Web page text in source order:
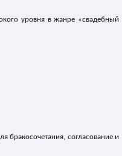
уровня в жанре «свадебный
бракосочетания, согласование и